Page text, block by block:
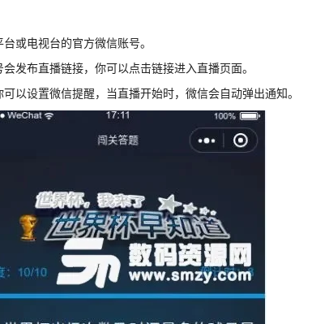
或电视台的官方微信账号。
发布直播链接，你可以点击链接进入直播页面。
以设置微信提醒，当直播开始时，微信会自动弹出通知。